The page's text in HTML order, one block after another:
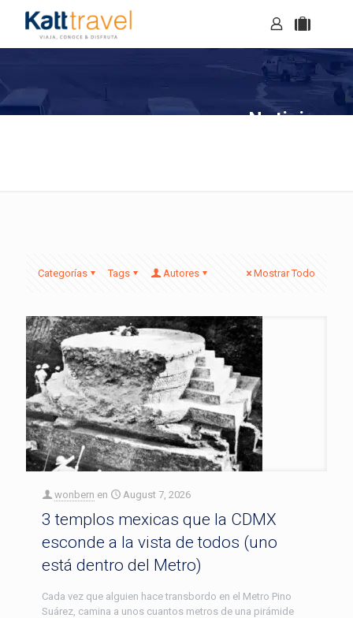
Noticias
Categorías Tags Autores Mostrar Todo
wonbern en August 7, 2026
3 templos mexicas que la CDMX
esconde a la vista de todos (uno
está dentro del Metro)
Cada vez que alguien hace transbordo en el Metro Pino
Suárez, camina a unos cuantos metros de una pirámide